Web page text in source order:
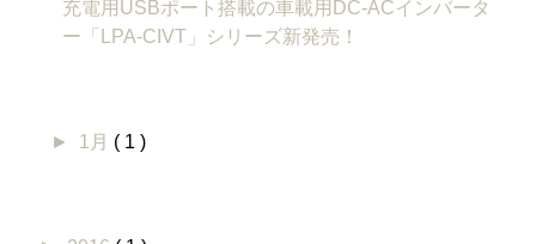
充電用USBポート搭載の車載用DC-ACインバータ
ー「LPA-CIVT」シリーズ新発売！
► 1月 ( 1 )